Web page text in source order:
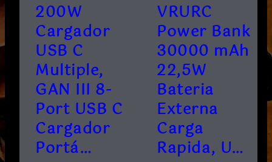
200W
Cargador
USB C
Multiple,
GAN III 8-
Port USB C
Cargador
Portá…
VRURC
Power Bank,
30000 mAh
22,5W
Bateria
Externa
Carga
Rapida, U…